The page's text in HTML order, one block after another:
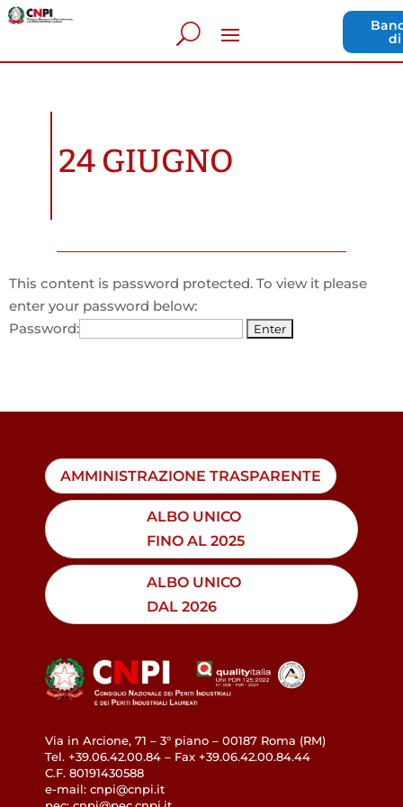
24 GIUGNO
This content is password protected. To view it please
enter your password below:
Password:
AMMINISTRAZIONE TRASPARENTE
ALBO UNICO
FINO AL 2025
ALBO UNICO
DAL 2026
Via in Arcione, 71 – 3° piano – 00187 Roma (RM)
Tel. +39.06.42.00.84 – Fax +39.06.42.00.84.44
C.F. 80191430588
e-mail: cnpi@cnpi.it